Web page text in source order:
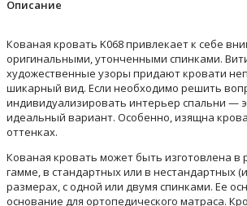
Описание
Кованая кровать K068 привлекает к себе
оригинальными, утонченными спинками.
художественные узоры придают кровати
шикарный вид. Если необходимо решить
индивидуализировать интерьер спальни —
идеальный вариант. Особенно, изящна
оттенках.
Кованая кровать может быть изготовлена в
гамме, в стандартных или в нестандартных
размерах, с одной или двумя спинками. Ее
основание для ортопедического матраса.